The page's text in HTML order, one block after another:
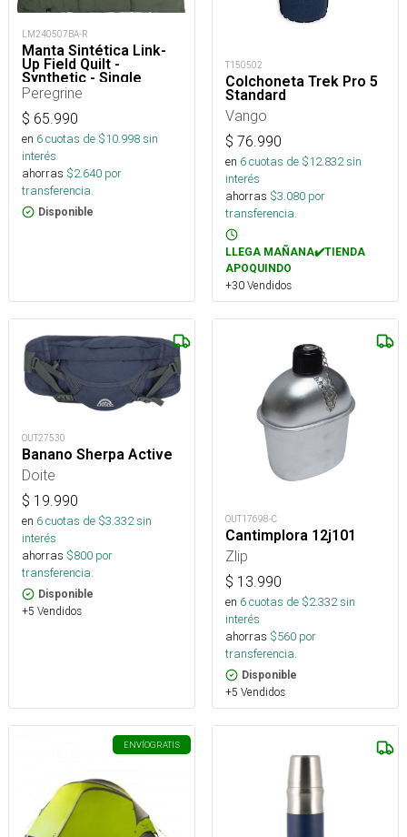
LM240507BA-R
Manta Sintética Link-
Up Field Quilt -
Synthetic - Single
Peregrine
$ 65.990
en 6cuotas de $10.998sin
interés
ahorras $2.640 por
transferencia.
Disponible
T150502
Colchoneta Trek Pro 5
Standard
Vango
$ 76.990
en 6cuotas de $12.832sin
interés
ahorras $3.080 por
transferencia.
LLEGA MAÑANA✔️TIENDA
APOQUINDO
+30 Vendidos
OUT27530
Banano Sherpa Active
Doite
$ 19.990
en 6cuotas de $3.332sin
interés
ahorras $800 por
transferencia.
Disponible
+5 Vendidos
OUT17698-C
Cantimplora 12j101
Zlip
$ 13.990
en 6cuotas de $2.332sin
interés
ahorras $560 por
transferencia.
Disponible
+5 Vendidos
ENVÍOGRATIS